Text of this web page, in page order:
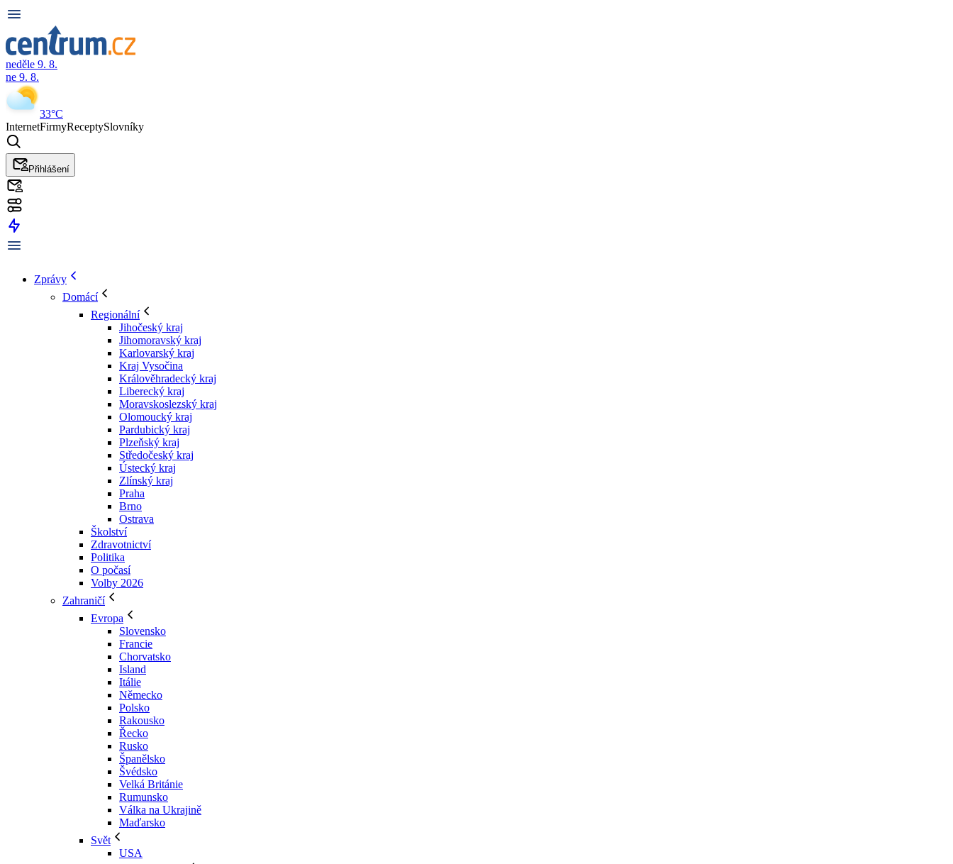
neděle 9. 8.
ne 9. 8.
33°C
InternetFirmyReceptySlovníky
Přihlášení
Zprávy
Domácí
Regionální
Jihočeský kraj
Jihomoravský kraj
Karlovarský kraj
Kraj Vysočina
Králověhradecký kraj
Liberecký kraj
Moravskoslezský kraj
Olomoucký kraj
Pardubický kraj
Plzeňský kraj
Středočeský kraj
Ústecký kraj
Zlínský kraj
Praha
Brno
Ostrava
Školství
Zdravotnictví
Politika
O počasí
Volby 2026
Zahraničí
Evropa
Slovensko
Francie
Chorvatsko
Island
Itálie
Německo
Polsko
Rakousko
Řecko
Rusko
Španělsko
Švédsko
Velká Británie
Rumunsko
Válka na Ukrajině
Maďarsko
Svět
USA